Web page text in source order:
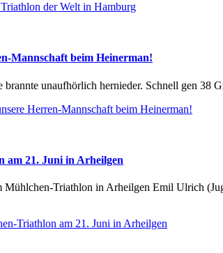
der Welt in Hamburg
Mannschaft beim Heinerman!
unaufhörlich hernieder. Schnell gen 38
Herren-Mannschaft beim Heinerman!
am 21. Juni in Arheilgen
Mühlchen-Triathlon in Arheilgen Emil Ulrich
Triathlon am 21. Juni in Arheilgen